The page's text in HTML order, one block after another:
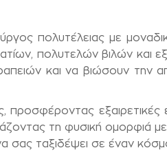
πολυτέλειας με
πολυτελών βιλών και
και να βιώσουν την
εξαιρετικές
τη φυσική ομορφιά
ταξιδέψει σε έναν